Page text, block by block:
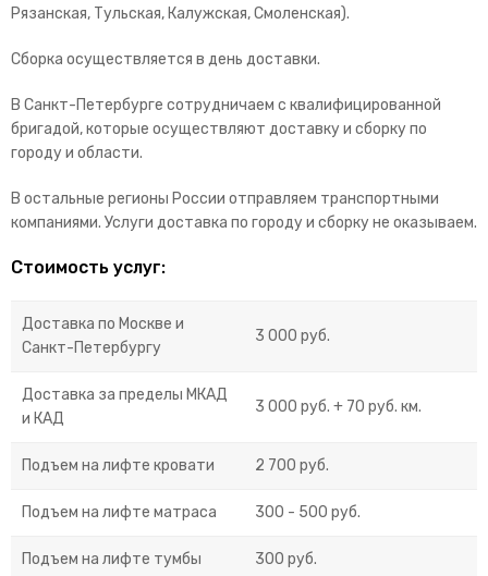
Рязанская, Тульская, Калужская, Смоленская).
Сборка осуществляется в день доставки.
В Санкт-Петербурге сотрудничаем с квалифицированной
бригадой, которые осуществляют доставку и сборку по
городу и области.
В остальные регионы России отправляем транспортными
компаниями. Услуги доставка по городу и сборку не оказываем.
Стоимость услуг:
Доставка по Москве и
Санкт-Петербургу
3 000 руб.
Доставка за пределы МКАД
и КАД
3 000 руб. + 70 руб. км.
Подъем на лифте кровати 2 700 руб.
Подъем на лифте матраса 300 - 500 руб.
Подъем на лифте тумбы 300 руб.